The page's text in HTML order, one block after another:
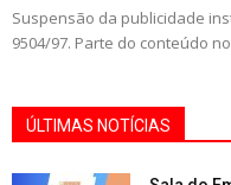
Suspensão da publicidade
9504/97. Parte do conteúdo
ÚLTIMAS NOTÍCIAS